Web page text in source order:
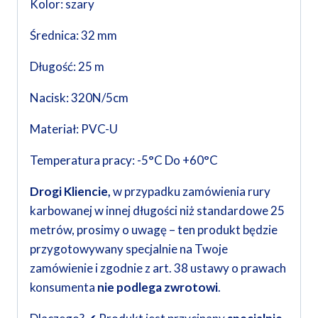
Kolor: szary
Średnica: 32 mm
Długość: 25 m
Nacisk: 320N/5cm
Materiał: PVC-U
Temperatura pracy: -5°C Do +60°C
Drogi Kliencie,w przypadku zamówienia rury
karbowanej w innej długości niż standardowe 25
metrów, prosimy o uwagę – ten produkt będzie
przygotowywany specjalnie na Twoje
zamówienie i zgodnie z art. 38 ustawy o prawach
konsumenta nie podlega zwrotowi.